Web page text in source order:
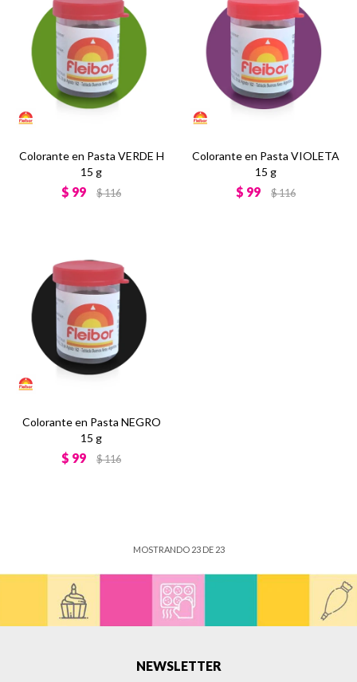
Colorante en Pasta VERDE H
15 g
$ 99 $116
Colorante en Pasta VIOLETA
15 g
$ 99 $116
Colorante en Pasta NEGRO
15 g
$ 99 $116
MOSTRANDO 23DE 23
NEWSLETTER